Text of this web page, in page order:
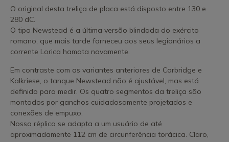
O original desta treliça de placa está disposto entre 130 e
280 dC.
O tipo Newstead é a última versão blindada do exército
romano, que mais tarde forneceu aos seus legionários a
corrente Lorica hamata novamente.
Em contraste com as variantes anteriores de Corbridge e
Kalkriese, o tanque Newstead não é ajustável, mas está
definido para medir. Os quatro segmentos da treliça são
montados por ganchos cuidadosamente projetados e
conexões de empuxo.
Nossa réplica se adapta a um usuário de até
aproximadamente 112 cm de circunferência torácica. Claro,